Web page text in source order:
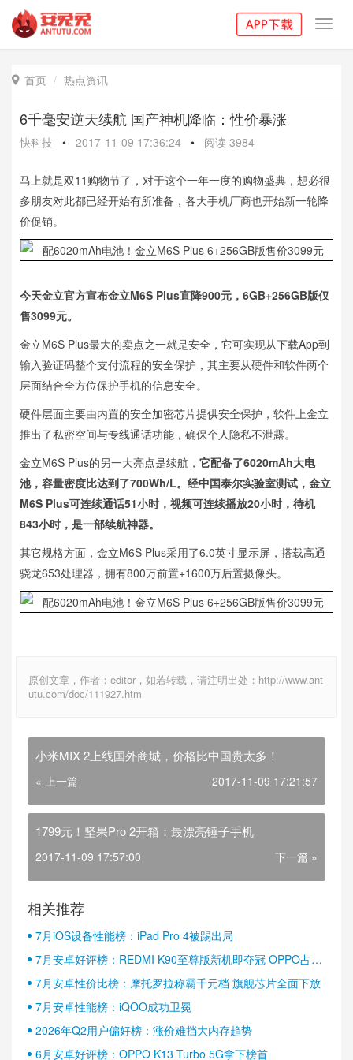
 首页 热点资讯
6千毫安逆天续航 国产神机降临：性价暴涨
快科技 • 2017-11-09 17:36:24 • 阅读 3984
马上就是双11购物节了，对于这个一年一度的购物盛典，想必很
多朋友对此都已经开始有所准备，各大手机厂商也开始新一轮降
价促销。
今天金立官方宣布金立M6S Plus直降900元，6GB+256GB版仅
售3099元。
金立M6S Plus最大的卖点之一就是安全，它可实现从下载App到
输入验证码整个支付流程的安全保护，其主要从硬件和软件两个
层面结合全方位保护手机的信息安全。
硬件层面主要由内置的安全加密芯片提供安全保护，软件上金立
推出了私密空间与专线通话功能，确保个人隐私不泄露。
金立M6S Plus的另一大亮点是续航， 它配备了6020mAh大电
池，容量密度比达到了700Wh/L。经中国泰尔实验室测试，金立
M6S Plus可连续通话51小时，视频可连续播放20小时，待机
843小时，是一部续航神器。
其它规格方面，金立M6S Plus采用了6.0英寸显示屏，搭载高通
骁龙653处理器，拥有800万前置+1600万后置摄像头。
原创文章，作者：editor，如若转载，请注明出处：http://www.ant
utu.com/doc/111927.htm
小米MIX 2上线国外商城，价格比中国贵太多！
« 上一篇 2017-11-09 17:21:57
1799元！坚果Pro 2开箱：最漂亮锤子手机
2017-11-09 17:57:00 下一篇 »
相关推荐
7月iOS设备性能榜：iPad Pro 4被踢出局
7月安卓好评榜：REDMI K90至尊版新机即夺冠 OPPO占据
半壁江山
7月安卓性价比榜：摩托罗拉称霸千元档 旗舰芯片全面下放
7月安卓性能榜：iQOO成功卫冕
2026年Q2用户偏好榜：涨价难挡大内存趋势
6月安卓好评榜：OPPO K13 Turbo 5G拿下榜首